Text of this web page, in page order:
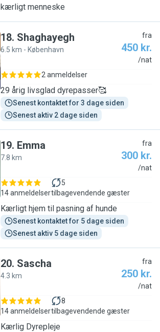
kærligt menneske
18. Shaghayegh
6.5 km - København
fra
450 kr.
/nat
2 anmeldelser
29 årig livsglad dyrepasser🥰
Senest kontaktet for 3 dage siden
Senest aktiv 2 dage siden
19. Emma
7.8 km
fra
300 kr.
/nat
14 anmeldelser
5
tilbagevendende gæster
Kærligt hjem til pasning af hunde
Senest kontaktet for 5 dage siden
Senest aktiv 5 dage siden
20. Sascha
4.3 km
fra
250 kr.
/nat
14 anmeldelser
8
tilbagevendende gæster
Kærlig Dyrepleje